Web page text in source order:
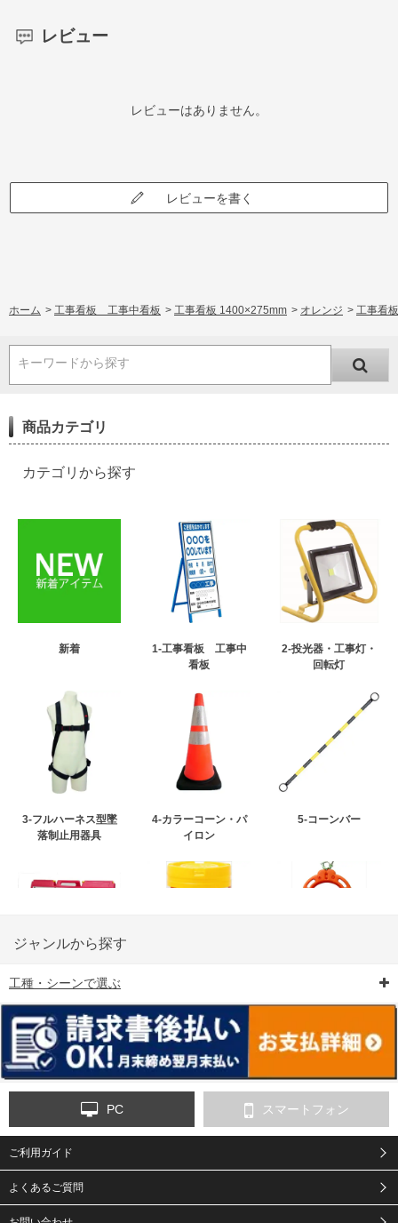
レビュー
レビューはありません。
レビューを書く
ホーム > 工事看板 工事中看板 > 工事看板 1400×275mm > オレンジ > 工事看
キーワードから探す
商品カテゴリ
カテゴリから探す
新着
1-工事看板 工事中
看板
2-投光器・工事灯・
回転灯
3-フルハーネス型墜
落制止用器具
4-カラーコーン・パ
イロン
5-コーンバー
6-矢印板/LED矢印板
ンス
9-点字マット・タイ
ジャンルから探す
工種・シーンで選ぶ
PC スマートフォン
ご利用ガイド
よくあるご質問